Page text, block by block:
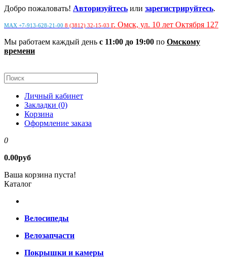
Добро пожаловать! Авторизуйтесь или зарегистрируйтесь.
MAX +7-913-628-21-00 8 (3812) 32-15-03 г. Омск, ул. 10 лет Октября 127
Мы работаем каждый день с 11:00 до 19:00 по Омскому
времени
Личный кабинет
Закладки (0)
Корзина
Оформление заказа
0
0.00руб
Ваша корзина пуста!
Каталог
Велосипеды
Велозапчасти
Покрышки и камеры